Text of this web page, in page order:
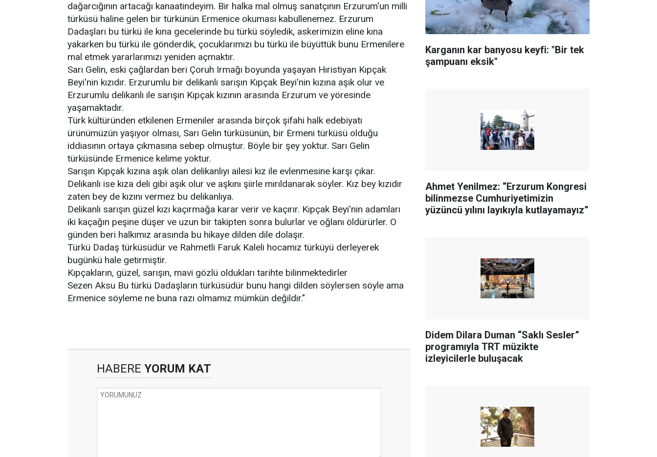
dağarcığının artacağı kanaatindeyim. Bir halka mal olmuş sanatçının Erzurum'un milli
türküsü haline gelen bir türkünün Ermenice okuması kabullenemez. Erzurum
Dadaşları bu türkü ile kına gecelerinde bu türkü söyledik, askerimizin eline kına
yakarken bu türkü ile gönderdik, çocuklarımızı bu türkü ile büyüttük bunu Ermenilere
mal etmek yararlarımızı yeniden açmaktır.
Sarı Gelin, eski çağlardan beri Çoruh Irmağı boyunda yaşayan Hıristiyan Kıpçak
Beyi'nin kızıdır. Erzurumlu bir delikanlı sarışın Kıpçak Beyi'nin kızına aşık olur ve
Erzurumlu delikanlı ile sarışın Kıpçak kızının arasında Erzurum ve yöresinde
yaşamaktadır.
Türk kültüründen etkilenen Ermeniler arasında birçok şifahi halk edebiyatı
ürünümüzün yaşıyor olması, Sarı Gelin türküsünün, bir Ermeni türküsü olduğu
iddiasının ortaya çıkmasına sebep olmuştur. Böyle bir şey yoktur. Sarı Gelin
türküsünde Ermenice kelime yoktur.
Sarışın Kıpçak kızına aşık olan delikanlıyı ailesi kız ile evlenmesine karşı çıkar.
Delikanlı ise kıza deli gibi aşık olur ve aşkını şiirle mırıldanarak söyler. Kız bey kızıdır
zaten bey de kızını vermez bu delikanlıya.
Delikanlı sarışın güzel kızı kaçırmağa karar verir ve kaçırır. Kıpçak Beyi'nin adamları
iki kaçağın peşine düşer ve uzun bir takipten sonra bulurlar ve oğlanı öldürürler. O
günden beri halkımız arasında bu hikaye dilden dile dolaşır.
Türkü Dadaş türküsüdür ve Rahmetli Faruk Kaleli hocamız türküyü derleyerek
bugünkü hale getirmiştir.
Kıpçakların, güzel, sarışın, mavi gözlü oldukları tarihte bilinmektedirler
Sezen Aksu Bu türkü Dadaşların türküsüdür bunu hangi dilden söylersen söyle ama
Ermenice söyleme ne buna razı olmamız mümkün değildir."
HABERE YORUM KAT
Karganın kar banyosu keyfi: "Bir tek
şampuanı eksik"
Ahmet Yenilmez: “Erzurum Kongresi
bilinmezse Cumhuriyetimizin
yüzüncü yılını layıkıyla kutlayamayız”
Didem Dilara Duman “Saklı Sesler”
programıyla TRT müzikte
izleyicilerle buluşacak